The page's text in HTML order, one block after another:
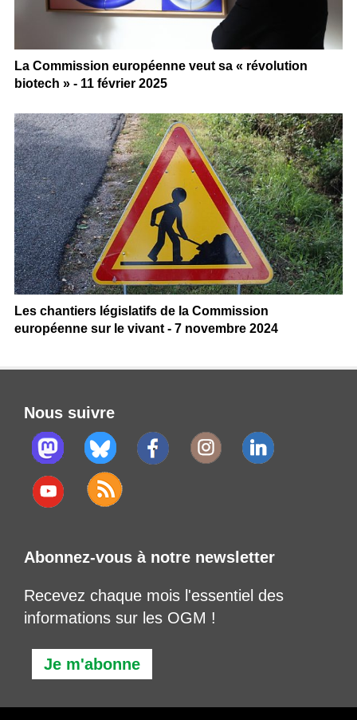
La Commission européenne veut sa « révolution
biotech » - 11 février 2025
Les chantiers législatifs de la Commission
européenne sur le vivant - 7 novembre 2024
Nous suivre
Abonnez-vous à notre newsletter
Recevez chaque mois l'essentiel des
informations sur les OGM !
Je m'abonne